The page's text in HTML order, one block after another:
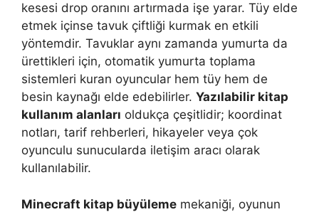
kesesi drop oranını artırmada işe yarar. Tüy elde
etmek içinse tavuk çiftliği kurmak en etkili
yöntemdir. Tavuklar aynı zamanda yumurta da
ürettikleri için, otomatik yumurta toplama
sistemleri kuran oyuncular hem tüy hem de
besin kaynağı elde edebilirler. Yazılabilir kitap
kullanım alanları oldukça çeşitlidir; koordinat
notları, tarif rehberleri, hikayeler veya çok
oyunculu sunucularda iletişim aracı olarak
kullanılabilir.
Minecraft kitap büyüleme mekaniği, oyunun